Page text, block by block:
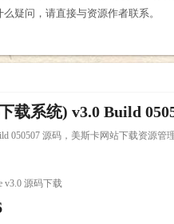
疑问，请直接与资源作者联系。
载系统) v3.0 Build
050507 源码，美斯卡网站下载资源管
v3.0 源码下载